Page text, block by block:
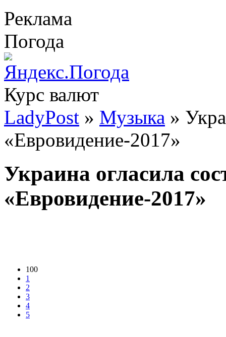
Реклама
Погода
Курс валют
LadyPost » Музыка »
«Евровидение-2017»
Украина огласила
«Евровидение-2017»
100
1
2
3
4
5